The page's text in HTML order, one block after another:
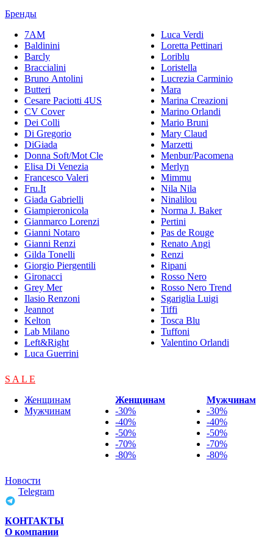
Бренды
7AM
Baldinini
Barcly
Braccialini
Bruno Antolini
Butteri
Cesare Paciotti 4US
CV Cover
Dei Colli
Di Gregorio
DiGiada
Donna Soft/Mot Cle
Elisa Di Venezia
Francesco Valeri
Fru.It
Giada Gabrielli
Giampieronicola
Gianmarco Lorenzi
Gianni Notaro
Gianni Renzi
Gilda Tonelli
Giorgio Piergentili
Gironacci
Grey Mer
Ilasio Renzoni
Jeannot
Kelton
Lab Milano
Left&Right
Luca Guerrini
Luca Verdi
Loretta Pettinari
Loriblu
Loristella
Lucrezia Carminio
Mara
Marina Creazioni
Marino Orlandi
Mario Bruni
Mary Claud
Marzetti
Menbur/Pacomena
Merlyn
Mimmu
Nila Nila
Ninalilou
Norma J. Baker
Pertini
Pas de Rouge
Renato Angi
Renzi
Ripani
Rosso Nero
Rosso Nero Trend
Sgariglia Luigi
Tiffi
Tosca Blu
Tuffoni
Valentino Orlandi
S A L E
Женщинам
Мужчинам
Женщинам
-30%
-40%
-50%
-70%
-80%
Мужчинам
-30%
-40%
-50%
-70%
-80%
Новости
Telegram
КОНТАКТЫ
О компании